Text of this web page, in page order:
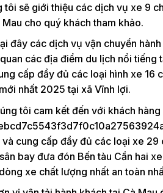
tôi sẽ giới thiệu các dịch vụ xe 9
cho quý khách tham khảo.
đây các dịch vụ vận chuyển
các địa điểm du lịch nổi tiếng
cấp đầy đủ các loại hình xe 16
nhất 2025 tại xã Vĩnh lợi.
tôi cam kết đến với khách
cung cấp đầy đủ các loại xe
bay đưa đón Bến tàu Cần hai
xe chất lượng nhất an toàn